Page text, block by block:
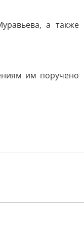
а также
им поручено